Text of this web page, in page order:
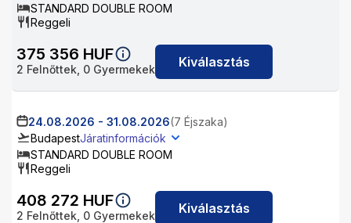
STANDARD DOUBLE ROOM
Reggeli
375 356 HUF
2 Felnőttek, 0 Gyermekek Kiválasztás
24.08.2026 - 31.08.2026(7 Éjszaka)
BudapestJáratinformációk
STANDARD DOUBLE ROOM
Reggeli
408 272 HUF
2 Felnőttek, 0 Gyermekek Kiválasztás